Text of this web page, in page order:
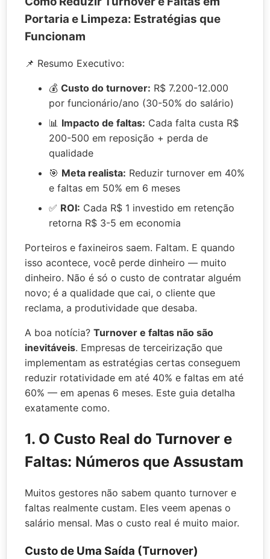
Portaria e Limpeza: Estratégias que
Funcionam
📌 Resumo Executivo:
💰 Custo do turnover: R$ 7.200-12.000
por funcionário/ano (30-50% do salário)
📊 Impacto de faltas: Cada falta custa R$
200-500 em reposição + perda de
qualidade
🎯 Meta realista: Reduzir turnover em 40%
e faltas em 50% em 6 meses
✅ ROI: Cada R$ 1 investido em retenção
retorna R$ 3-5 em economia
Porteiros e faxineiros saem. Faltam. E quando
isso acontece, você perde dinheiro — muito
dinheiro. Não é só o custo de contratar alguém
novo; é a qualidade que cai, o cliente que
reclama, a produtividade que desaba.
A boa notícia? Turnover e faltas não são
inevitáveis. Empresas de terceirização que
implementam as estratégias certas conseguem
reduzir rotatividade em até 40% e faltas em até
60% — em apenas 6 meses. Este guia detalha
exatamente como.
1. O Custo Real do Turnover e
Faltas: Números que Assustam
Muitos gestores não sabem quanto turnover e
faltas realmente custam. Eles veem apenas o
salário mensal. Mas o custo real é muito maior.
Custo de Uma Saída (Turnover)